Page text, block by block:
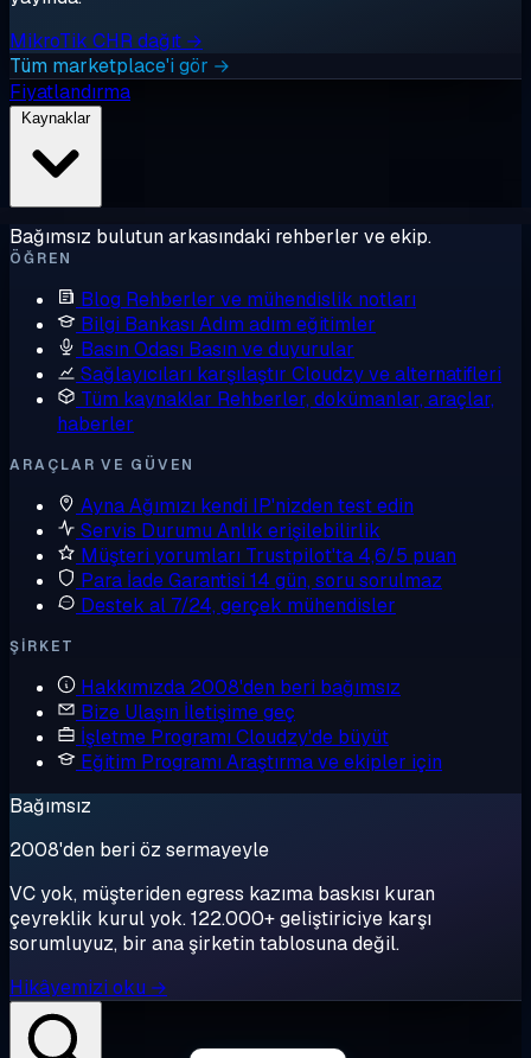
MikroTik CHR dağıt →
Tüm marketplace'i gör →
Fiyatlandırma
Kaynaklar
Bağımsız bulutun arkasındaki rehberler ve ekip.
ÖĞREN
Blog Rehberler ve mühendislik notları
Bilgi Bankası Adım adım eğitimler
Basın Odası Basın ve duyurular
Sağlayıcıları karşılaştır Cloudzy ve alternatifleri
Tüm kaynaklar Rehberler, dokümanlar, araçlar,
haberler
ARAÇLAR VE GÜVEN
AynaAğımızı kendi IP'nizden test edin
Servis Durumu Anlık erişilebilirlik
Müşteri yorumları Trustpilot'ta 4,6/5 puan
Para İade Garantisi 14 gün, soru sorulmaz
Destek al 7/24, gerçek mühendisler
ŞIRKET
Hakkımızda 2008'den beri bağımsız
Bize Ulaşın İletişime geç
İşletme Programı Cloudzy'de büyüt
Eğitim Programı Araştırma ve ekipler için
Bağımsız
2008'den beri öz sermayeyle
VC yok, müşteriden egress kazıma baskısı kuran
çeyreklik kurul yok. 122.000+ geliştiriciye karşı
sorumluyuz, bir ana şirketin tablosuna değil.
Hikâyemizi oku →